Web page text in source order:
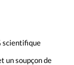
scientifique
un soupçon de